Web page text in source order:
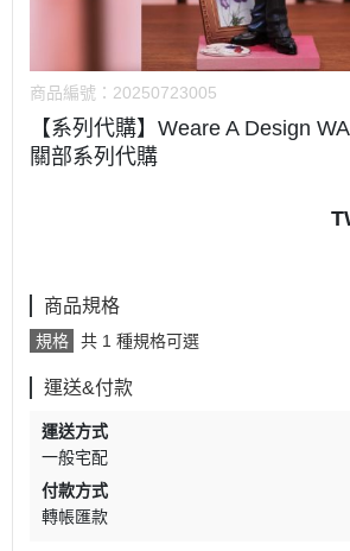
商品編號： 20250723005
【系列代購】Weare A Design
關部系列代購
商品規格
規格 共 1 種規格可選
運送&付款
運送方式
一般宅配
付款方式
轉帳匯款